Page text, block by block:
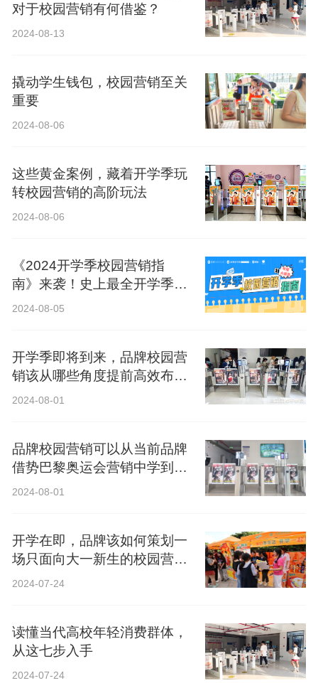
对于校园营销有何借鉴？
2024-08-13
撬动学生钱包，校园营销至关
重要
2024-08-06
这些黄金案例，藏着开学季玩
转校园营销的高阶玩法
2024-08-06
《2024开学季校园营销指
南》来袭！史上最全开学季营
销攻略！
2024-08-05
开学季即将到来，品牌校园营
销该从哪些角度提前高效布
局？
2024-08-01
品牌校园营销可以从当前品牌
借势巴黎奥运会营销中学到什
么？
2024-08-01
开学在即，品牌该如何策划一
场只面向大一新生的校园营
销？
2024-07-24
读懂当代高校年轻消费群体，
从这七步入手
2024-07-24